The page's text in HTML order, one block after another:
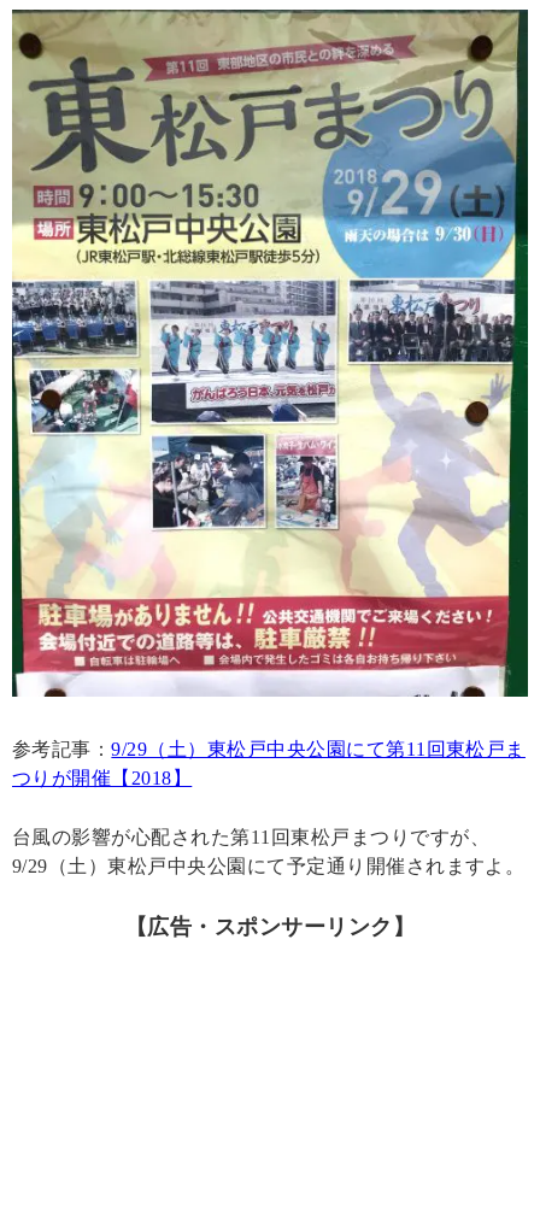
参考記事：9/29（土）東松戸中央公園にて第11回東松戸ま
つりが開催【2018】
台風の影響が心配された第11回東松戸まつりですが、
9/29（土）東松戸中央公園にて予定通り開催されますよ。
【広告・スポンサーリンク】